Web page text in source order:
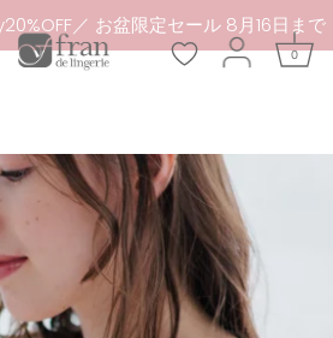
／ お盆限定セール 8月16
0